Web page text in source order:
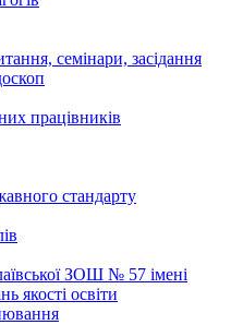
семінари, засідання
працівників
стандарту
ЗОШ № 57 імені
якості освіти